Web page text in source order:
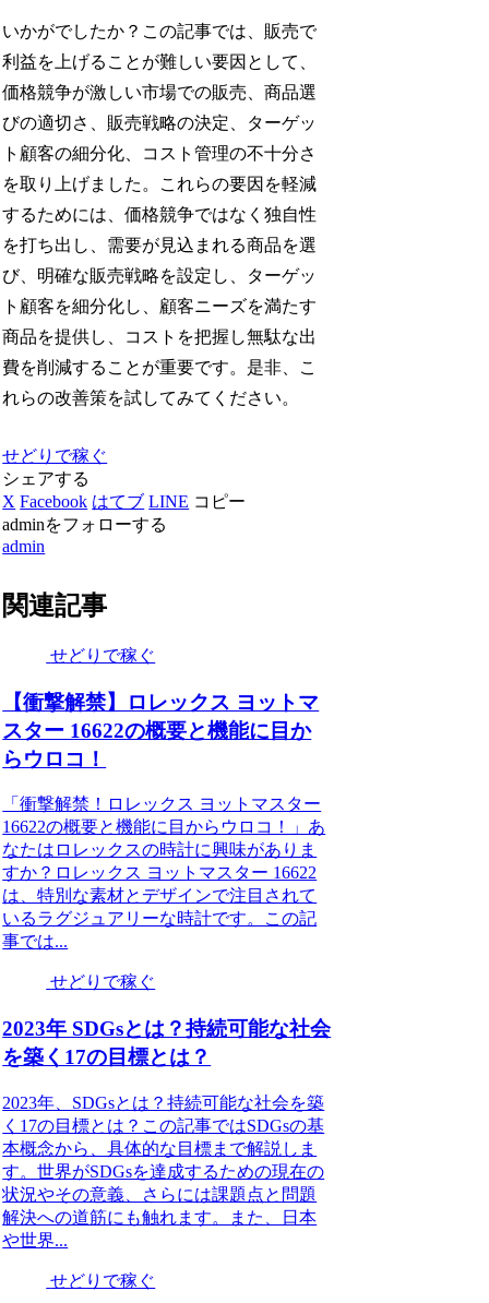
いかがでしたか？この記事では、販売で
利益を上げることが難しい要因として、
価格競争が激しい市場での販売、商品選
びの適切さ、販売戦略の決定、ターゲッ
ト顧客の細分化、コスト管理の不十分さ
を取り上げました。これらの要因を軽減
するためには、価格競争ではなく独自性
を打ち出し、需要が見込まれる商品を選
び、明確な販売戦略を設定し、ターゲッ
ト顧客を細分化し、顧客ニーズを満たす
商品を提供し、コストを把握し無駄な出
費を削減することが重要です。是非、こ
れらの改善策を試してみてください。
せどりで稼ぐ
シェアする
X Facebook はてブ LINE コピー
adminをフォローする
admin
関連記事
せどりで稼ぐ
【衝撃解禁】ロレックス ヨットマ
スター 16622の概要と機能に目か
らウロコ！
「衝撃解禁！ロレックス ヨットマスター
16622の概要と機能に目からウロコ！」あ
なたはロレックスの時計に興味がありま
すか？ロレックス ヨットマスター 16622
は、特別な素材とデザインで注目されて
いるラグジュアリーな時計です。この記
事では...
せどりで稼ぐ
2023年 SDGsとは？持続可能な社会
を築く17の目標とは？
2023年、SDGsとは？持続可能な社会を築
く17の目標とは？この記事ではSDGsの基
本概念から、具体的な目標まで解説しま
す。世界がSDGsを達成するための現在の
状況やその意義、さらには課題点と問題
解決への道筋にも触れます。また、日本
や世界...
せどりで稼ぐ